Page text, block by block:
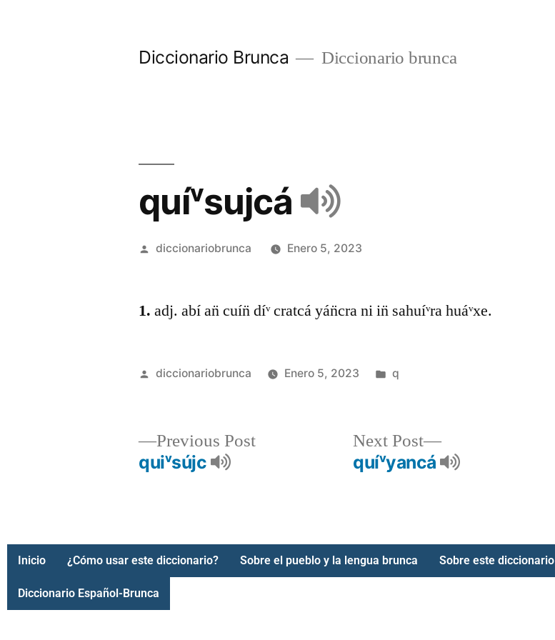
Diccionario Brunca Diccionario brunca
quíᵛsujcá
diccionariobrunca Enero 5, 2023
1. adj. abí an̈ cuín̈ díᵛ cratcá yán̈cra ni in̈ sahuíᵛra huáᵛxe.
diccionariobrunca Enero 5, 2023 q
Previous Post
quiᵛsújc
Next Post
quíᵛyancá
Inicio ¿Cómo usar este diccionario? Sobre el pueblo y la lengua brunca Sobre este diccionario
Diccionario Español-Brunca